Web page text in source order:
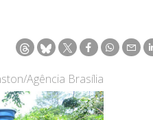
Agência Brasília